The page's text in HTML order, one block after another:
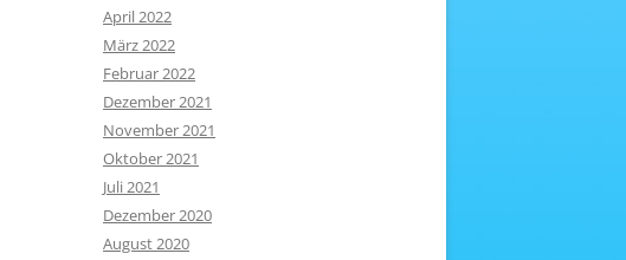
April 2022
März 2022
Februar 2022
Dezember 2021
November 2021
Oktober 2021
Juli 2021
Dezember 2020
August 2020